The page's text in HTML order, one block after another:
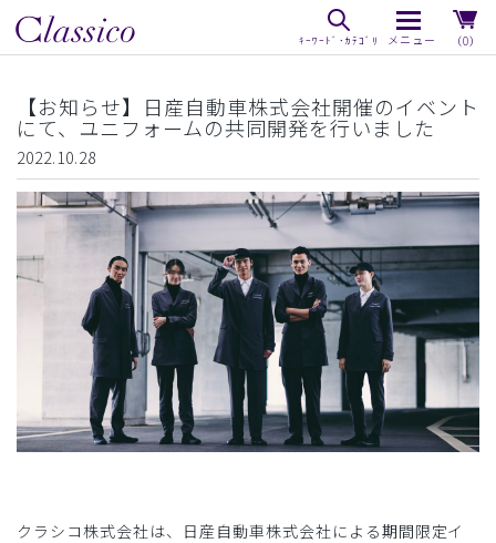
（0）
【お知らせ】日産自動車株式会社開催のイベント
にて、ユニフォームの共同開発を行いました
2022.10.28
クラシコ株式会社は、日産自動車株式会社による期間限定イ